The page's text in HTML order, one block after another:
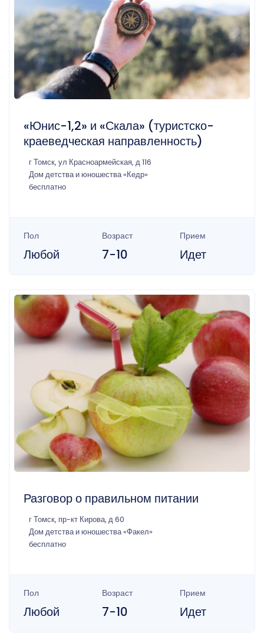
«Юнис-1,2» и «Скала» (туристско-
краеведческая направленность)
г Томск, ул Красноармейская, д 116
Дом детства и юношества «Кедр»
бесплатно
Пол
Любой
Возраст
7-10
Прием
Идет
Разговор о правильном питании
г Томск, пр-кт Кирова, д 60
Дом детства и юношества «Факел»
бесплатно
Пол
Любой
Возраст
7-10
Прием
Идет